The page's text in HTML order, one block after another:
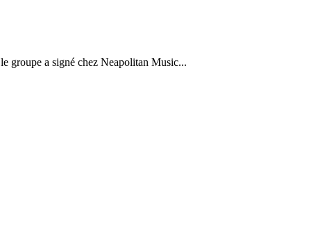
groupe a signé chez Neapolitan Music...